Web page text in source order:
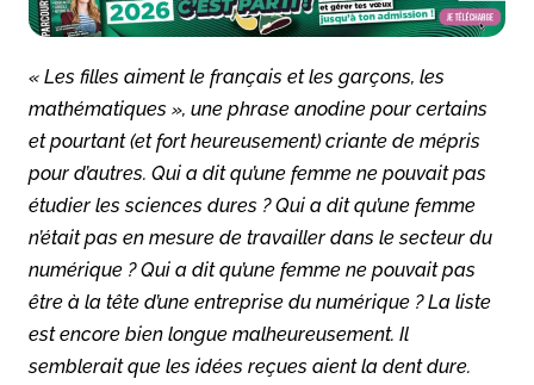
« Les filles aiment le français et les garçons, les
mathématiques », une phrase anodine pour certains
et pourtant (et fort heureusement) criante de mépris
pour d’autres. Qui a dit qu’une femme ne pouvait pas
étudier les sciences dures ? Qui a dit qu’une femme
n’était pas en mesure de travailler dans le secteur du
numérique ? Qui a dit qu’une femme ne pouvait pas
être à la tête d’une entreprise du numérique ?La liste
est encore bien longue malheureusement. Il
semblerait que les idées reçues aient la dent dure.